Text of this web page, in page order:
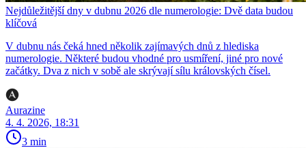
Nejdůležitější dny v dubnu 2026 dle numerologie: Dvě data budou
klíčová
V dubnu nás čeká hned několik zajímavých dnů z hlediska
numerologie. Některé budou vhodné pro usmíření, jiné pro nové
začátky. Dva z nich v sobě ale skrývají sílu královských čísel.
Aurazine
4. 4. 2026, 18:31
3 min